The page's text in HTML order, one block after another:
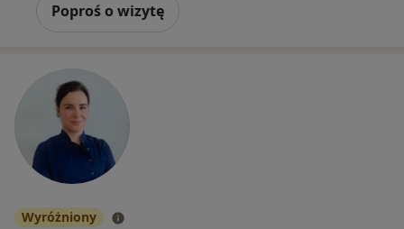
Poproś o wizytę
Wyróżniony